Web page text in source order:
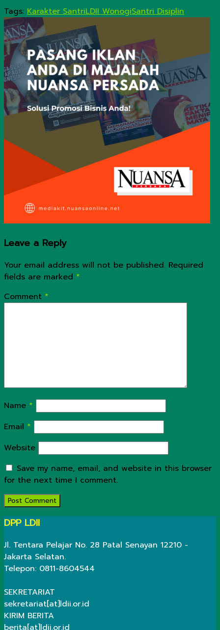
Tags: Karakter SantriLDII WonogiSantri Disiplin
Leave a Reply
Your email address will not be published. Required
fields are marked *
Comment *
Name *
Email *
Website
Save my name, email, and website in this browser
for the next time I comment.
DPP LDII
Jl. Tentara Pelajar No. 28 Patal Senayan 12210 -
Jakarta Selatan.
Telepon: 0811-8604544
SEKRETARIAT
sekretariat[at]ldii.or.id
KIRIM BERITA
berita[at]ldii.or.id